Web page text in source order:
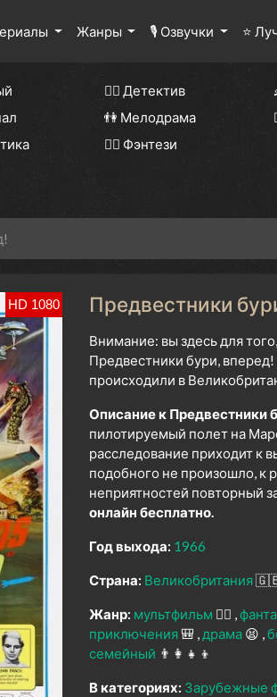
Жанры 🎙 Озвучки ⭐
🕵️‍♂️ Детектив
👫 Мелодрама
🧝‍♂️ Фэнтези
HD 1080 Предвестники
Внимание: вы здесь для
Предвестники бури,
происходили в
Описание к Предвестники
пилотируемый полет на
расследование приходит к
подобного не произошло, к
неприятностей повторный
онлайн бесплатно.
Год выхода: 1966
Страна: Великобритания
Жанр: мультфильм 🧚‍♀️
приключения 🎒 драма 😫
семейный 👨‍👩‍👧‍👦
В категориях: Зарубежные